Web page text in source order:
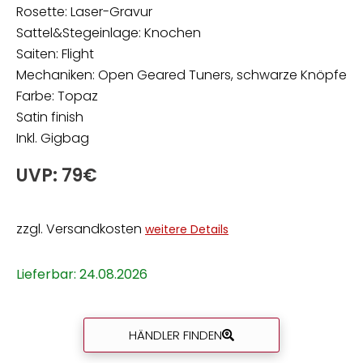
Rosette: Laser-Gravur
Sattel&Stegeinlage: Knochen
Saiten: Flight
Mechaniken: Open Geared Tuners, schwarze Knöpfe
Farbe: Topaz
Satin finish
Inkl. Gigbag
UVP: 79€
zzgl. Versandkosten weitere Details
Lieferbar: 24.08.2026
HÄNDLER FINDEN